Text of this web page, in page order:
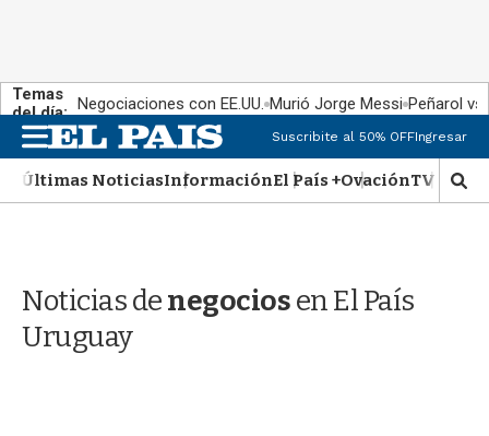
Temas
del día: Negociaciones con EE.UU. Murió Jorge Messi Peñarol
M
e
n
u
Suscribite al 50% OFFIngresar
Últimas NoticiasInformaciónEl País +OvaciónTV Show
M
o
Noticias denegociosen El País
Uruguay